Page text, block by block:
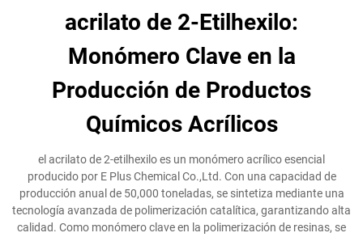
acrilato de 2-Etilhexilo:
Monómero Clave en la
Producción de Productos
Químicos Acrílicos
el acrilato de 2-etilhexilo es un monómero acrílico esencial
producido por E Plus Chemical Co.,Ltd. Con una capacidad de
producción anual de 50,000 toneladas, se sintetiza mediante una
tecnología avanzada de polimerización catalítica, garantizando alta
calidad. Como monómero clave en la polimerización de resinas, se